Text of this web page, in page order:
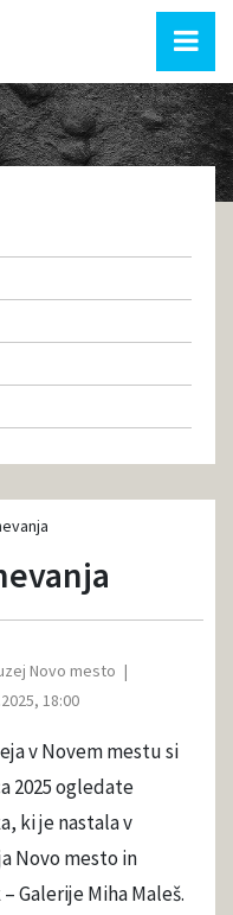
Novo mesto
18:00
v Novem mestu si
2025 ogledate
ki je nastala v
Novo mesto in
Galerije Miha Maleš.